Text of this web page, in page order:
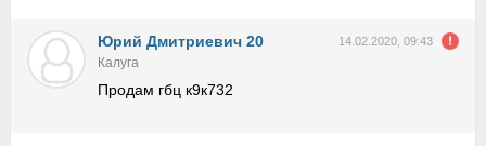
Юрий Дмитриевич 20 14.02.2020, 09:43
Калуга
Продам гбц к9к732